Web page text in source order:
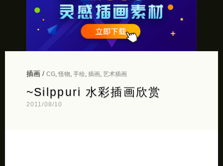
插画/ CG, 怪物 手绘, 插画, 艺术插画
~Silppuri 水彩插画欣赏
2011/08/10